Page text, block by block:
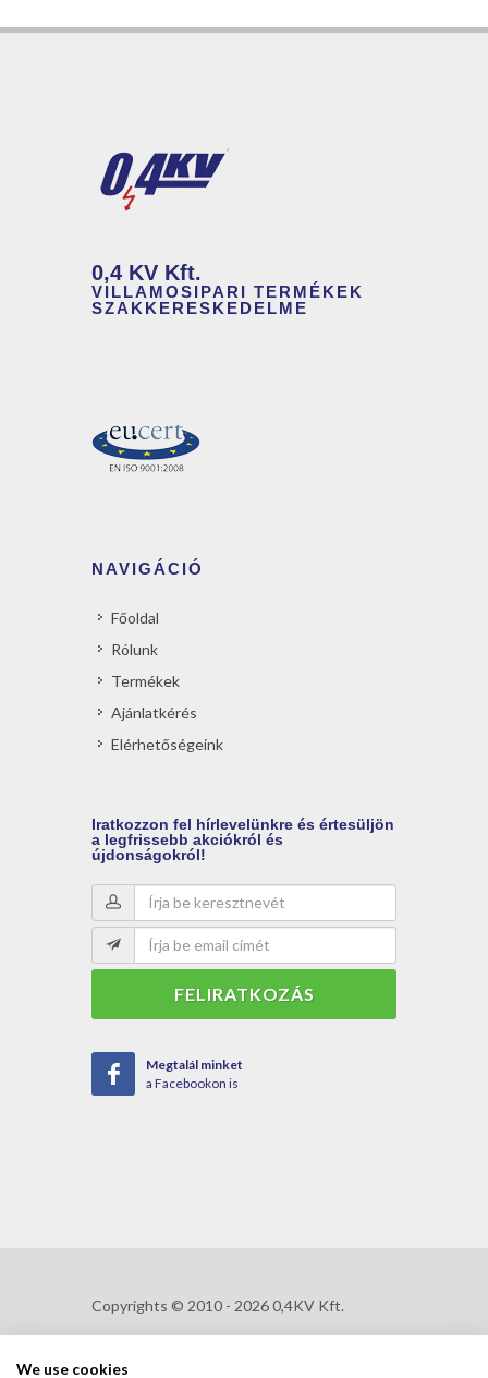
0,4 KV Kft.
VILLAMOSIPARI TERMÉKEK
SZAKKERESKEDELME
NAVIGÁCIÓ
Főoldal
Rólunk
Termékek
Ajánlatkérés
Elérhetőségeink
Iratkozzon fel hírlevelünkre és értesüljön
a legfrissebb akciókról és
újdonságokról!
FELIRATKOZÁS
Megtalál minket
a Facebookon is
Copyrights © 2010 - 2026 0,4KV Kft.
We use cookies